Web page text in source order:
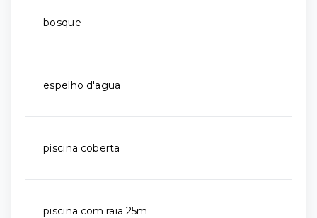
bosque
espelho d'agua
piscina coberta
piscina com raia 25m